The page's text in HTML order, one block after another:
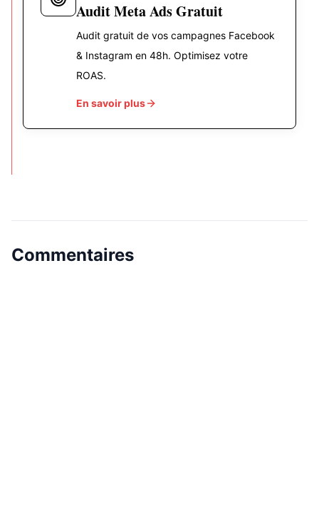
Audit Meta Ads Gratuit
Audit gratuit de vos campagnes Facebook
& Instagram en 48h. Optimisez votre
ROAS.
En savoir plus
Commentaires